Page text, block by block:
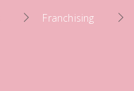
Franchising